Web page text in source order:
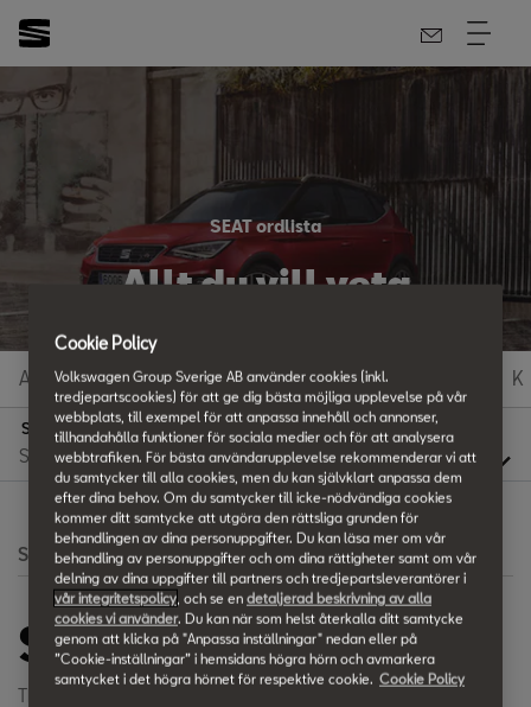
SEAT ordlista
Allt du vill veta
A B C D E F G H K
S
Search
Start-Stop System
The start-stop system automatically switches off the engine
Cookie Policy
Volkswagen Group Sverige AB använder cookies (inkl.
tredjepartscookies) för att ge dig bästa möjliga upplevelse på vår
webbplats, till exempel för att anpassa innehåll och annonser,
tillhandahålla funktioner för sociala medier och för att analysera
webbtrafiken. För bästa användarupplevelse rekommenderar vi att
du samtycker till alla cookies, men du kan självklart anpassa dem
efter dina behov. Om du samtycker till icke-nödvändiga cookies
kommer ditt samtycke att utgöra den rättsliga grunden för
behandlingen av dina personuppgifter. Du kan läsa mer om vår
behandling av personuppgifter och om dina rättigheter samt om vår
delning av dina uppgifter till partners och tredjepartsleverantörer i
vår integritetspolicy , och se en detaljerad beskrivning av alla
cookies vi använder. Du kan när som helst återkalla ditt samtycke
genom att klicka på "Anpassa inställningar" nedan eller på
”Cookie-inställningar” i hemsidans högra hörn och avmarkera
samtycket i det högra hörnet för respektive cookie. Cookie Policy